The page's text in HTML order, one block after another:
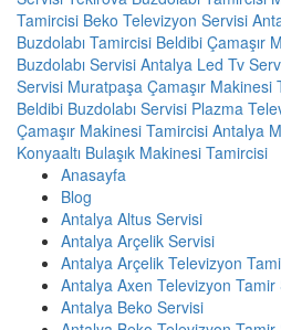
Tamircisi Beko Televizyon Servisi
Buzdolabı Tamircisi Beldibi Çamaşır
Buzdolabı Servisi Antalya Led Tv
Servisi Muratpaşa Çamaşır Makinesi
Beldibi Buzdolabı Servisi Plazma
Çamaşır Makinesi Tamircisi Antalya
Konyaaltı Bulaşık Makinesi Tamircisi
Anasayfa
Blog
Antalya Altus Servisi
Antalya Arçelik Servisi
Antalya Arçelik Televizyon
Antalya Axen Televizyon Tamir
Antalya Beko Servisi